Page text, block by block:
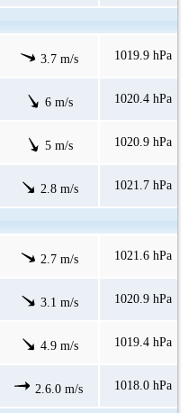
3.7 m/s 1019.9 hPa
6 m/s 1020.4 hPa
5 m/s 1020.9 hPa
2.8 m/s 1021.7 hPa
2.7 m/s 1021.6 hPa
3.1 m/s 1020.9 hPa
4.9 m/s 1019.4 hPa
2.6.0 m/s 1018.0 hPa